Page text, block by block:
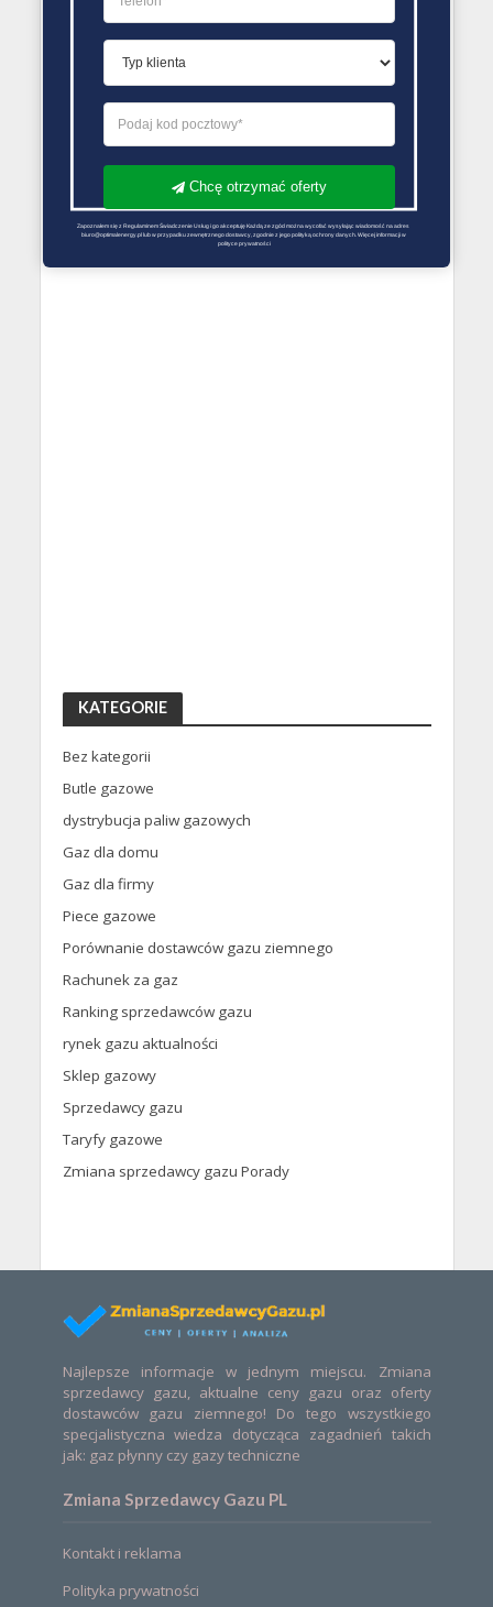
KATEGORIE
Bez kategorii
Butle gazowe
dystrybucja paliw gazowych
Gaz dla domu
Gaz dla firmy
Piece gazowe
Porównanie dostawców gazu ziemnego
Rachunek za gaz
Ranking sprzedawców gazu
rynek gazu aktualności
Sklep gazowy
Sprzedawcy gazu
Taryfy gazowe
Zmiana sprzedawcy gazu Porady
Najlepsze informacje w jednym miejscu. Zmiana
sprzedawcy gazu, aktualne ceny gazu oraz oferty
dostawców gazu ziemnego! Do tego wszystkiego
specjalistyczna wiedza dotycząca zagadnień takich
jak: gaz płynny czy gazy techniczne
Zmiana Sprzedawcy Gazu PL
Kontakt i reklama
Polityka prywatności
Chcę otrzymać oferty
Zapoznałem się z Regulaminem Świadczenie Usług i go akceptuję Każdą ze zgód można wycofać wysyłając wiadomość na adres
biuro@optimalenergy.pl lub w przypadku zewnętrznego dostawcy, zgodnie z jego polityką ochrony danych. Więcej informacji w
polityce prywatności